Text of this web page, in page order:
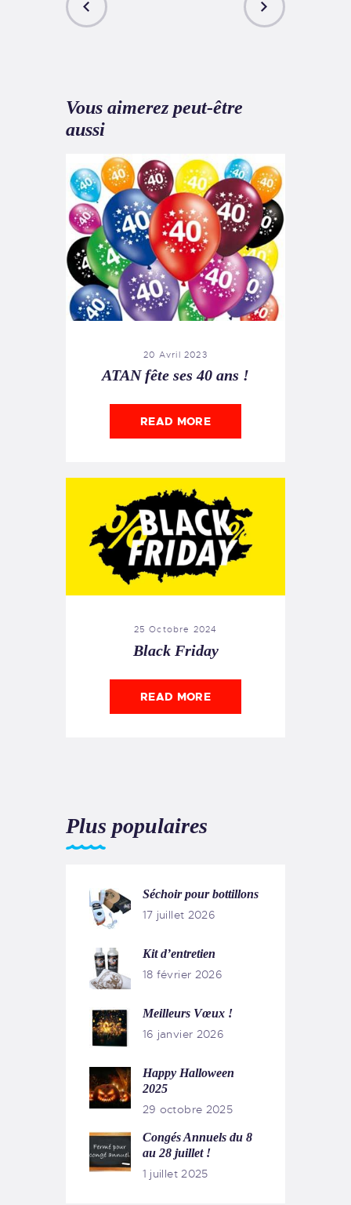
Vous aimerez peut-être
aussi
20 Avril 2023
ATAN fête ses 40 ans !
READ MORE
25 Octobre 2024
Black Friday
READ MORE
Plus populaires
Séchoir pour bottillons
17 juillet 2026
Kit d’entretien
18 février 2026
Meilleurs Vœux !
16 janvier 2026
Happy Halloween
2025
29 octobre 2025
Congés Annuels du 8
au 28 juillet !
1 juillet 2025